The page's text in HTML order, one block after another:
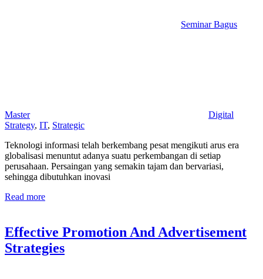
Seminar Bagus
Master
Digital
Strategy, IT, Strategic
Teknologi informasi telah berkembang pesat mengikuti arus era
globalisasi menuntut adanya suatu perkembangan di setiap
perusahaan. Persaingan yang semakin tajam dan bervariasi,
sehingga dibutuhkan inovasi
Read more
Effective Promotion And Advertisement
Strategies